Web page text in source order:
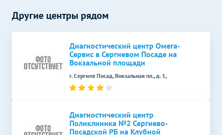
шеи
УЗИ плечевого сустава 1500р.
-
УЗИ локтевого сустава
1100р.
УЗИ коленного сустава
1200
УЗИ стопы
900р. -
Другие центры рядом
Диагностический центр Омега-
Сервис в Сергиевом Посаде на
Вокзальной площади
г. Сергиев Посад, Вокзальная пл., д. 1,
Диагностический центр
Поликлиника №2 Сергиево-
Посадской РБ на Клубной